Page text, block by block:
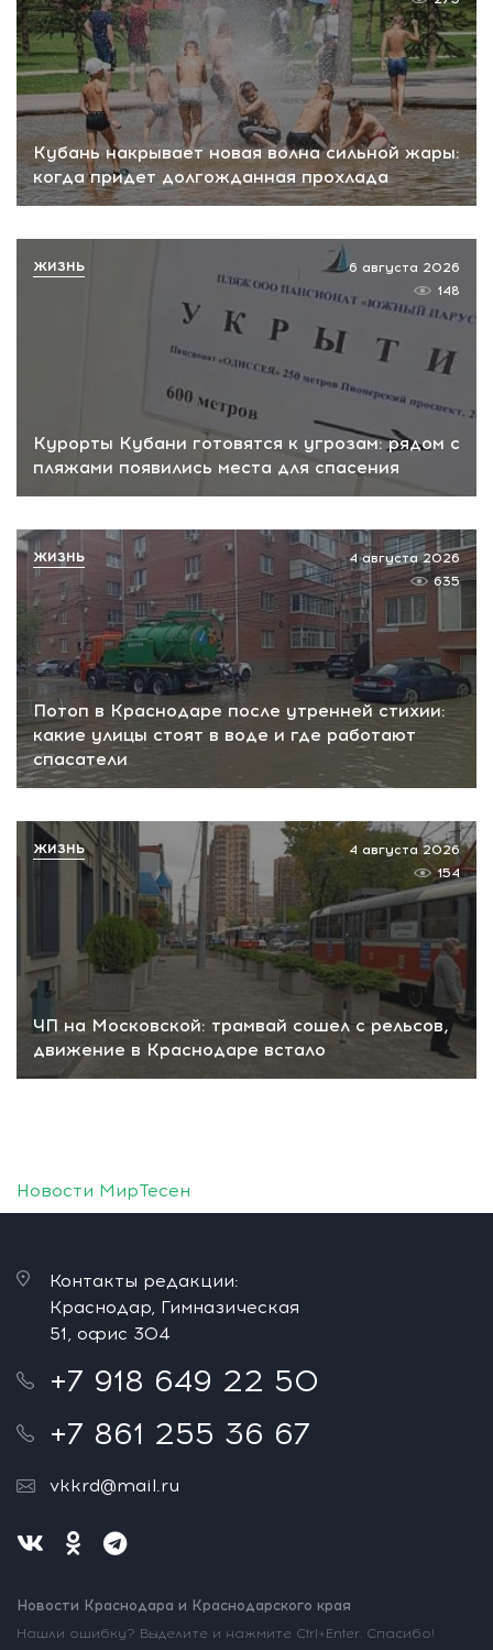
Кубань накрывает новая волна сильной жары:
когда придет долгожданная прохлада
Курорты Кубани готовятся к угрозам: рядом с
пляжами появились места для спасения
6 августа 2026
148
ЖИЗНЬ
Потоп в Краснодаре после утренней стихии:
какие улицы стоят в воде и где работают
спасатели
4 августа 2026
635
ЖИЗНЬ
ЧП на Московской: трамвай сошел с рельсов,
движение в Краснодаре встало
4 августа 2026
154
ЖИЗНЬ
Новости МирТесен
Контакты редакции:
Краснодар, Гимназическая
51, офис 304
+7 918 649 22 50
+7 861 255 36 67
vkkrd@mail.ru
Новости Краснодара и Краснодарского края
Нашли ошибку? Выделите и нажмите Ctrl+Enter. Спасибо!